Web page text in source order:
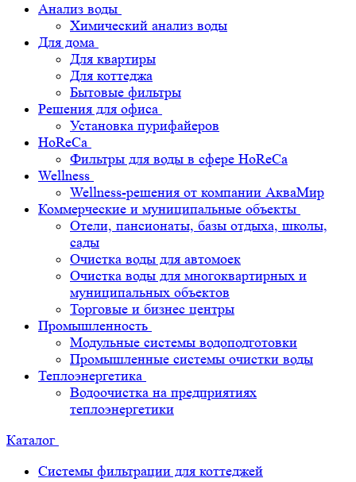
Анализ воды
Химический анализ воды
Для дома
Для квартиры
Для коттеджа
Бытовые фильтры
Решения для офиса
Установка пурифайеров
HoReCa
Фильтры для воды в сфере HoReCa
Wellness
Wellness-решения от компании АкваМир
Коммерческие и муниципальные объекты
Отели, пансионаты, базы отдыха, школы,
сады
Очистка воды для автомоек
Очистка воды для многоквартирных и
муниципальных объектов
Торговые и бизнес центры
Промышленность
Модульные системы водоподготовки
Промышленные системы очистки воды
Теплоэнергетика
Водоочистка на предприятиях
теплоэнергетики
Каталог
Системы фильтрации для коттеджей